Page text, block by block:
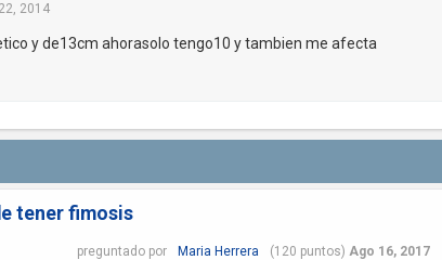
2014
y de13cm ahorasolo tengo10 y tambien me afecta
tener fimosis
preguntado por Maria Herrera (120 puntos) Ago 16, 2017